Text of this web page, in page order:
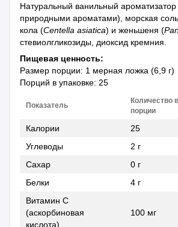
Натуральный ванильный ароматизатор
природными ароматами), морская соль,
кола (Centella asiatica) и женьшеня (
стевиолгликозиды, диоксид кремния.
Пищевая ценность:
Размер порции: 1 мерная ложка (6,9 г)
Порций в упаковке: 25
Показатель
Количество в
порции
Калории 25
Углеводы
2 г
Сахар
0 г
Белки
4 г
Витамин C
(аскорбиновая
кислота)
100 мг